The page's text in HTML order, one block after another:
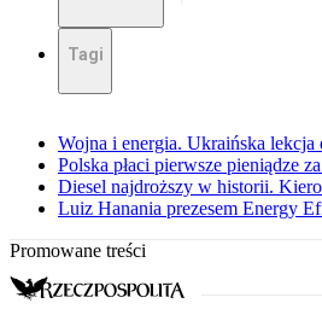
Tagi
Wojna i energia. Ukraińska lekcja
Polska płaci pierwsze pieniądze
Diesel najdroższy w historii.
Luiz Hanania prezesem Energy
Promowane treści